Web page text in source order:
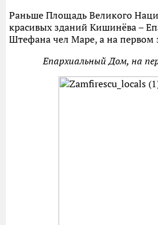
Раньше Площадь Великого
красивых зданий Кишинёва –
Штефана чел Маре, а на первом
Епархиальный Дом, на